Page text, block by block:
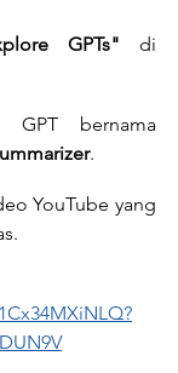
GPTs" di
.
YouTube yang